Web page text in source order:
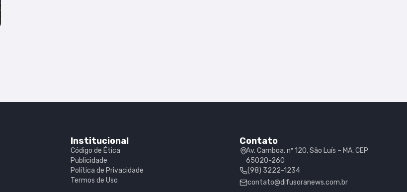
Institucional
Código de Ética
Publicidade
Política de Privacidade
Termos de Uso
Contato
Av. Camboa, nº 120, São Luís – MA, CEP
65020-260
(98) 3222-1234
contato@difusoranews.com.br